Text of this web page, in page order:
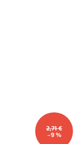
2,71 €
–9 %